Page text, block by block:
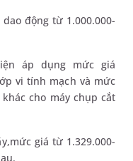
động từ 1.000.000-
áp dụng mức giá
vi tính mạch và mức
cho máy chụp cắt
giá từ 1.329.000-